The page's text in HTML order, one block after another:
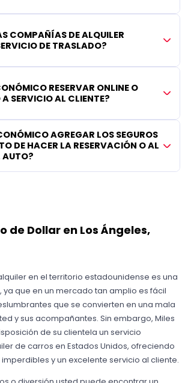
COMPAÑÍAS DE ALQUILER
DE TRASLADO?
RESERVAR ONLINE O
SERVICIO AL CLIENTE?
AGREGAR LOS SEGUROS
DE HACER LA RESERVACIÓN O AL
AUTO?
de Dollar en Los Ángeles,
en el territorio estadounidense es una
que en un mercado tan amplio es fácil
que se convierten en una mala
y sus acompañantes. Sin embargo, Miles
de su clientela un servicio
de carros en Estados Unidos, ofreciendo
y un excelente servicio al cliente.